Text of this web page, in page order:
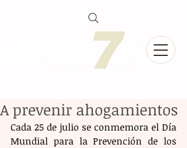
A prevenir ahogamientos
Cada 25 de julio se conmemora el Día
Mundial para la Prevención de los